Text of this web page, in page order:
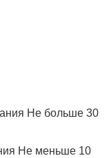
Не больше 30
Не меньше 10